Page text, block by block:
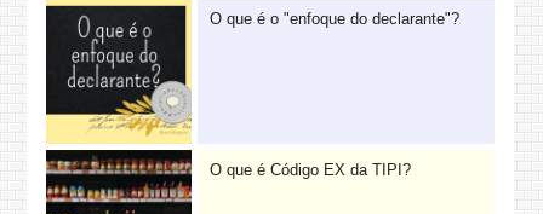
O que é o "enfoque do declarante"?
O que é Código EX da TIPI?